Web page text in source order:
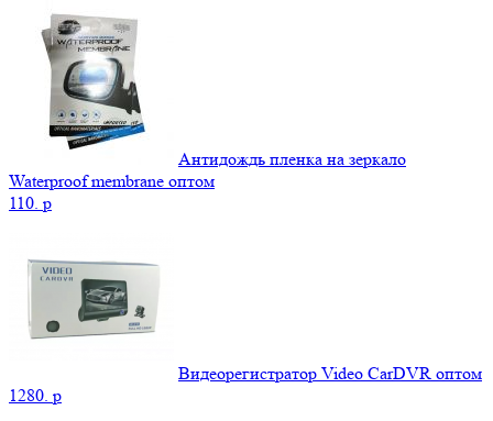
Антидождь пленка на зеркало
Waterproof membrane оптом
110. p
Видеорегистратор Video CarDVR оптом
1280. p